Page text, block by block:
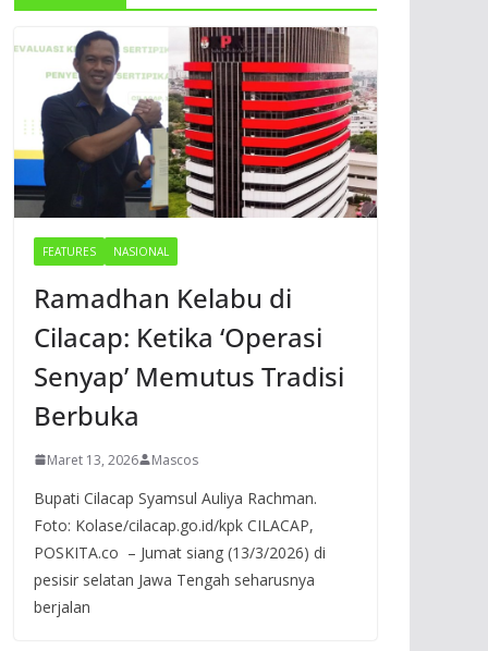
FEATURES NASIONAL
Ramadhan Kelabu di
Cilacap: Ketika ‘Operasi
Senyap’ Memutus Tradisi
Berbuka
Maret 13, 2026 Mascos
Bupati Cilacap Syamsul Auliya Rachman.
Foto: Kolase/cilacap.go.id/kpk CILACAP,
POSKITA.co – Jumat siang (13/3/2026) di
pesisir selatan Jawa Tengah seharusnya
berjalan